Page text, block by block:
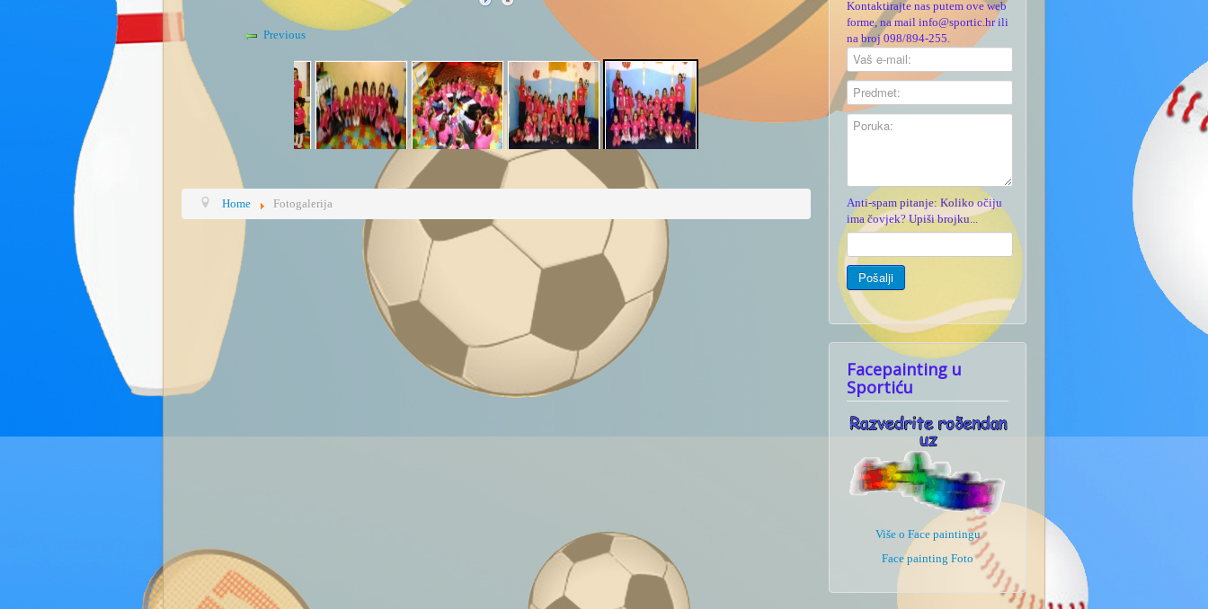
Previous
Home Fotogalerija
Kontaktirajte nas putem ove web
forme, na mail info@sportic.hr ili
na broj 098/894-255.
Anti-spam pitanje: Koliko očiju
ima čovjek? Upiši brojku...
Facepainting u
Sportiću
Više o Face paintingu
Face painting Foto